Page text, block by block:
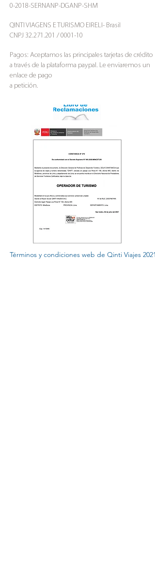
0-2018-SERNANP-DGANP-SHM
QINTI VIAGENS E TURISMO EIRELI- Brasil
CNPJ 32.271.201 / 0001-10
Pagos: Aceptamos las principales tarjetas de crédito
a través de la plataforma paypal. Le enviaremos un
enlace de pago
a petición.
Términos y condiciones web de Qinti Viajes 2021